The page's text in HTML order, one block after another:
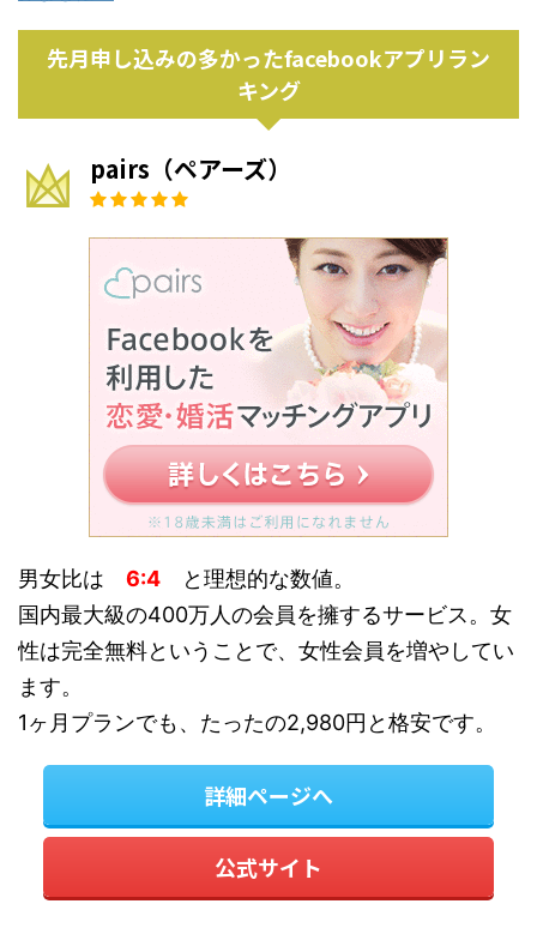
先月申し込みの多かったfacebookアプリラン
キング
pairs（ペアーズ）
男女比は 6:4 と理想的な数値。
国内最大級の400万人の会員を擁するサービス。女
性は完全無料ということで、女性会員を増やしてい
ます。
1ヶ月プランでも、たったの2,980円と格安です。
詳細ページへ
公式サイト